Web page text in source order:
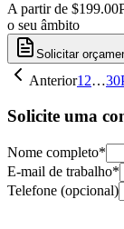
A partir de $199.00
o seu âmbito
Solicitar
Anterior1 2…30
Solicite uma
Nome completo*
E-mail de trabalho*
Telefone (opcional)